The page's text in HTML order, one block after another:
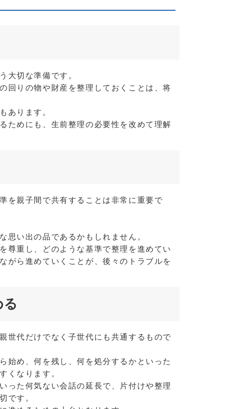
大切な準備です。
回りの物や財産を整理しておくことは、将
あります。
ためにも、生前整理の必要性を改めて理解
を親子間で共有することは非常に重要で
思い出の品であるかもしれません。
尊重し、どのような基準で整理を進めてい
がら進めていくことが、後々のトラブルを
る
世代だけでなく子世代にも共通するもので
始め、何を残し、何を処分するかといった
くなります。
った何気ない会話の延長で、片付けや整理
です。